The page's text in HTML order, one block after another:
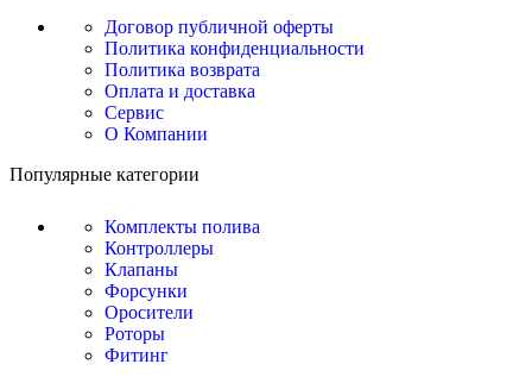
Договор публичной оферты
Политика конфиденциальности
Политика возврата
Оплата и доставка
Сервис
О Компании
Популярные категории
Комплекты полива
Контроллеры
Клапаны
Форсунки
Оросители
Роторы
Фитинг